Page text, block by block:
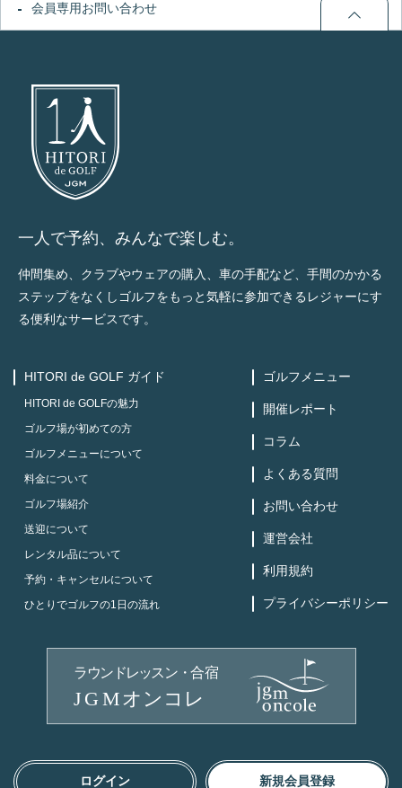
会員専用お問い合わせ
一人で予約、みんなで楽しむ。
仲間集め、クラブやウェアの購入、車の手配など、手間のかかる
ステップをなくしゴルフをもっと気軽に参加できるレジャーにす
る便利なサービスです。
HITORI de GOLF ガイド
HITORI de GOLFの魅力
ゴルフ場が初めての方
ゴルフメニューについて
料金について
ゴルフ場紹介
送迎について
レンタル品について
予約・キャンセルについて
ひとりでゴルフの1日の流れ
ゴルフメニュー
開催レポート
コラム
よくある質問
お問い合わせ
運営会社
利用規約
プライバシーポリシー
ログイン 新規会員登録